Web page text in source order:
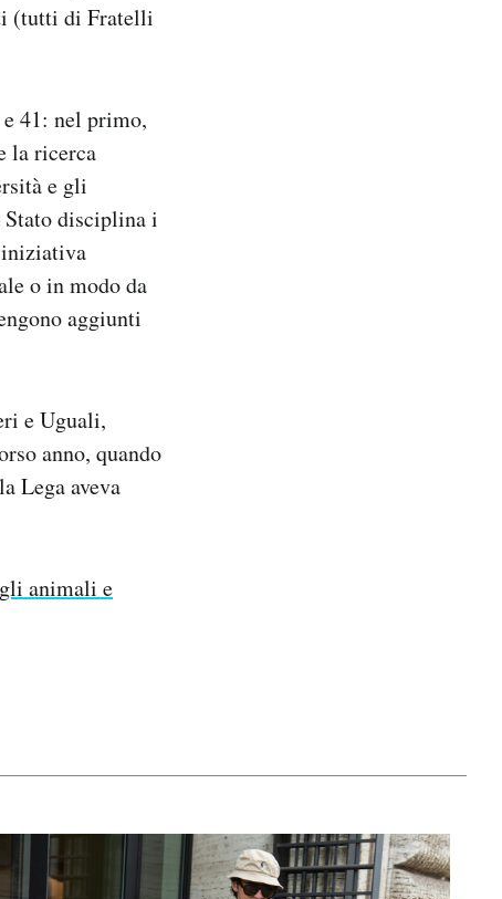
(tutti di Fratelli
41: nel primo,
la ricerca
e gli
Stato disciplina i
o in modo da
aggiunti
e Uguali,
anno, quando
Lega aveva
animali e